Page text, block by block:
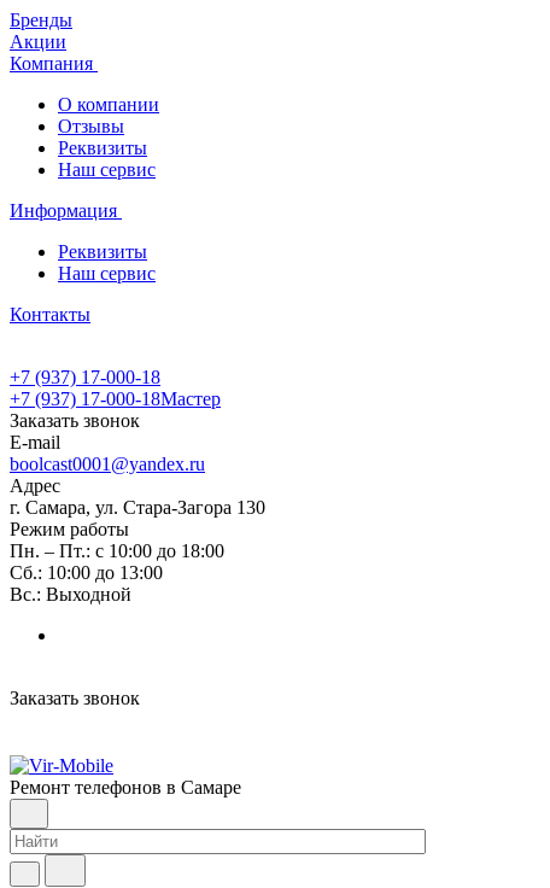
Бренды
Акции
Компания
О компании
Отзывы
Реквизиты
Наш сервис
Информация
Реквизиты
Наш сервис
Контакты
+7 (937) 17-000-18
+7 (937) 17-000-18Мастер
Заказать звонок
E-mail
boolcast0001@yandex.ru
Адрес
г. Самара, ул. Стара-Загора 130
Режим работы
Пн. – Пт.: с 10:00 до 18:00
Сб.: 10:00 до 13:00
Вс.: Выходной
Заказать звонок
Ремонт телефонов в Самаре